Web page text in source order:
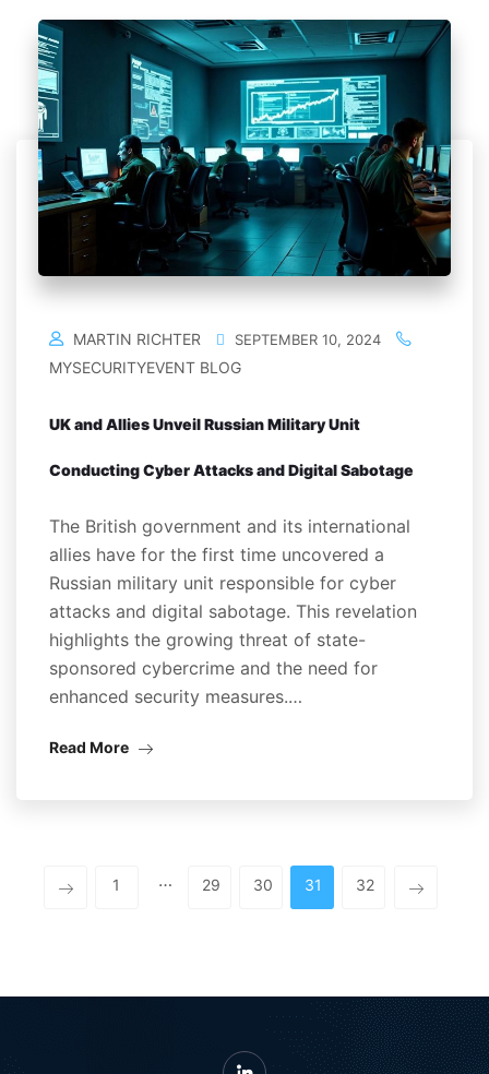
MARTIN RICHTER SEPTEMBER 10, 2024
MYSECURITYEVENT BLOG
UK and Allies Unveil Russian Military Unit
Conducting Cyber Attacks and Digital Sabotage
The British government and its international
allies have for the first time uncovered a
Russian military unit responsible for cyber
attacks and digital sabotage. This revelation
highlights the growing threat of state-
sponsored cybercrime and the need for
enhanced security measures.…
Read More
1 … 29 30 31 32